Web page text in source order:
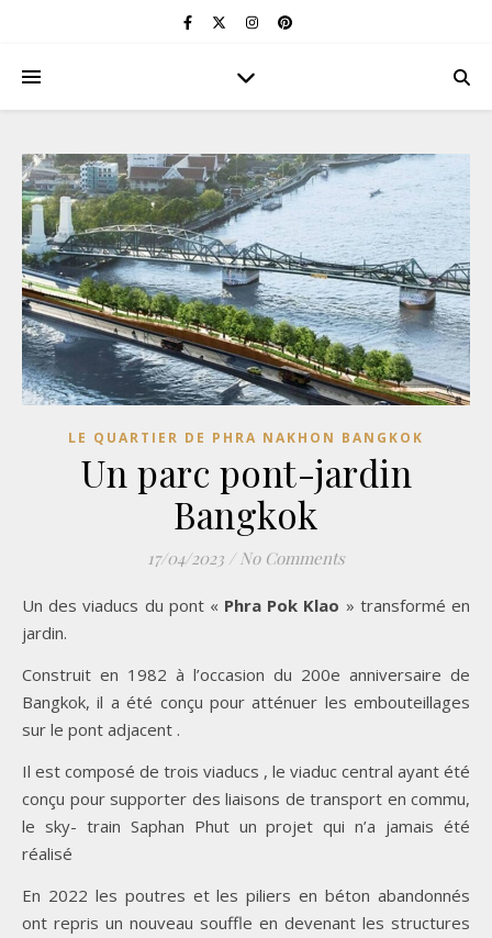
LE QUARTIER DE PHRA NAKHON BANGKOK
Un parc pont-jardin
Bangkok
17/04/2023 / No Comments
Un des viaducs du pont « Phra Pok Klao » transformé en
jardin.
Construit en 1982 à l’occasion du 200e anniversaire de
Bangkok, il a été conçu pour atténuer les embouteillages
sur le pont adjacent .
Il est composé de trois viaducs , le viaduc central ayant été
conçu pour supporter des liaisons de transport en commu,
le sky- train Saphan Phut un projet qui n’a jamais été
réalisé
En 2022 les poutres et les piliers en béton abandonnés
ont repris un nouveau souffle en devenant les structures